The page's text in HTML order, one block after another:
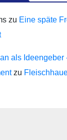
zu Eine späte
als Ideengeber
zu